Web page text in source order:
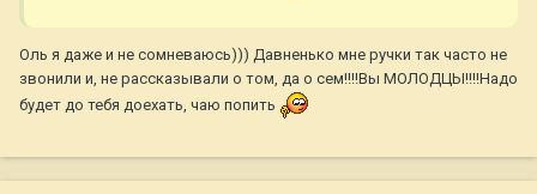
Оль я даже и не сомневаюсь))) Давненько мне ручки так часто не
звонили и, не рассказывали о том, да о сем!!!!Вы МОЛОДЦЫ!!!!Надо
будет до тебя доехать, чаю попить